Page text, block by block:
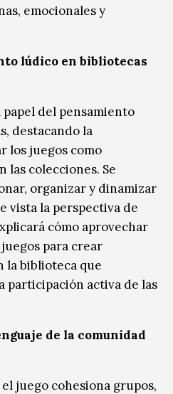
emocionales y
lúdico en bibliotecas
del pensamiento
destacando la
los juegos como
las colecciones. Se
organizar y dinamizar
vista la perspectiva de
cómo aprovechar
para crear
la biblioteca que
participación activa de las
de la comunidad
juego cohesiona grupos,